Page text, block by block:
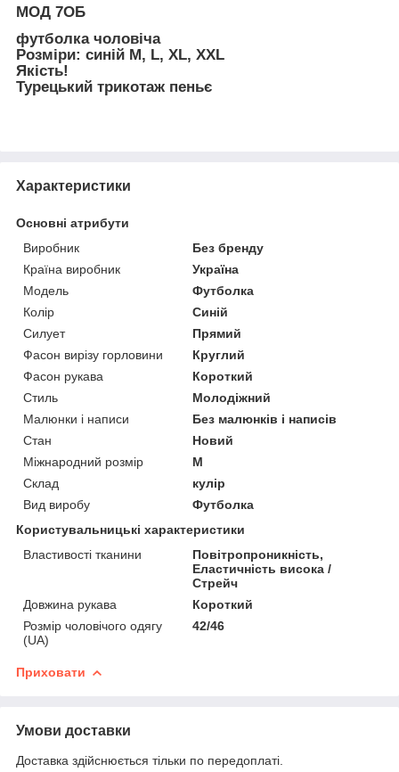
МОД 7ОБ
футболка чоловіча
Розміри: синій М, L, XL, XXL
Якість!
Турецький трикотаж пеньє
Характеристики
Основні атрибути
Виробник
Без бренду
Країна виробник
Україна
Модель
Футболка
Колір
Синій
Силует
Прямий
Фасон вирізу горловини
Круглий
Фасон рукава
Короткий
Стиль
Молодіжний
Малюнки і написи
Без малюнків і написів
Стан
Новий
Міжнародний розмір
M
Склад
кулір
Вид виробу
Футболка
Користувальницькі характеристики
Властивості тканини
Повітропроникність,
Еластичність висока /
Стрейч
Довжина рукава
Короткий
Розмір чоловічого одягу
(UA)
42/46
Приховати
Умови доставки
Доставка здійснюється тільки по передоплаті.